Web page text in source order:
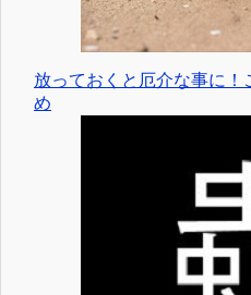
放っておくと厄介な事に！
め